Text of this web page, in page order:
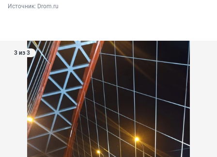
Источник: Drom.ru
3 из 3